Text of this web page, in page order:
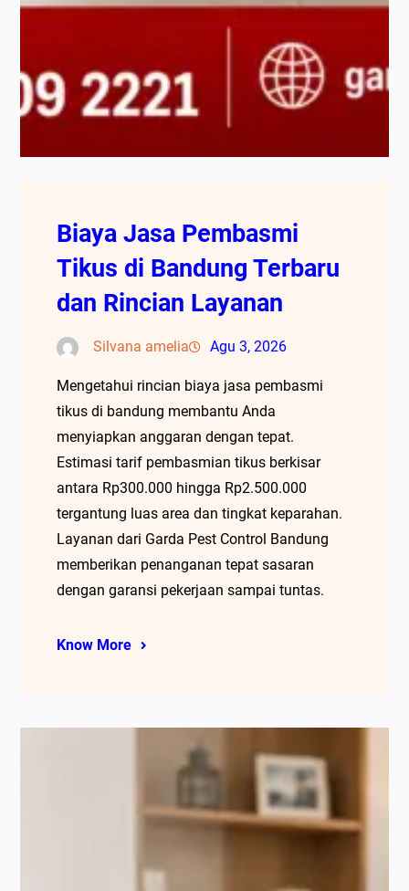
Biaya Jasa Pembasmi
Tikus di Bandung Terbaru
dan Rincian Layanan
Silvana amelia Agu 3, 2026
Mengetahui rincian biaya jasa pembasmi
tikus di bandung membantu Anda
menyiapkan anggaran dengan tepat.
Estimasi tarif pembasmian tikus berkisar
antara Rp300.000 hingga Rp2.500.000
tergantung luas area dan tingkat keparahan.
Layanan dari Garda Pest Control Bandung
memberikan penanganan tepat sasaran
dengan garansi pekerjaan sampai tuntas.
Know More